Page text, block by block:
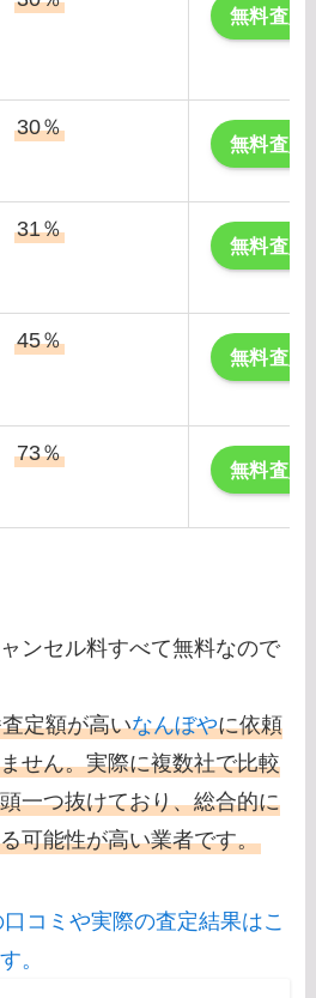
無料査定
30％
無料査定
31％
無料査定
45％
無料査定
73％
無料査定
ンセル料すべて無料なので
定額が高いなんぼやに依頼
せん。実際に複数社で比較
一つ抜けており、総合的に
可能性が高い業者です。
コミや実際の査定結果はこ
。